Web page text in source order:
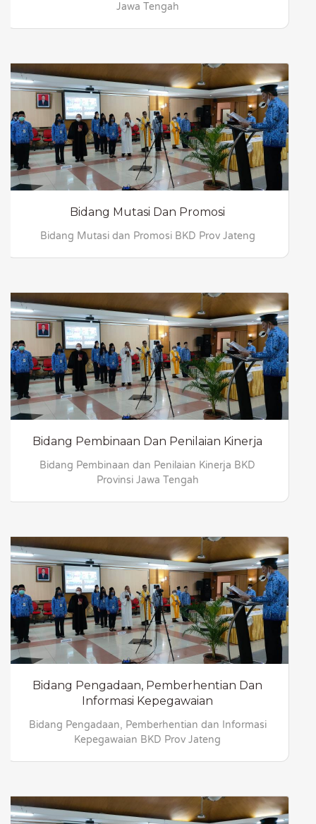
Jawa Tengah
Bidang Mutasi Dan Promosi
Bidang Mutasi dan Promosi BKD Prov Jateng
Bidang Pembinaan Dan Penilaian Kinerja
Bidang Pembinaan dan Penilaian Kinerja BKD
Provinsi Jawa Tengah
Bidang Pengadaan, Pemberhentian Dan
Informasi Kepegawaian
Bidang Pengadaan, Pemberhentian dan Informasi
Kepegawaian BKD Prov Jateng